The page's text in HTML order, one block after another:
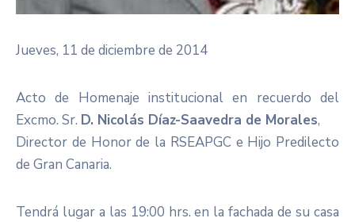
Jueves, 11 de diciembre de 2014
Acto de Homenaje institucional en recuerdo del
Excmo. Sr. D. Nicolás Díaz-Saavedra de Morales,
Director de Honor de la RSEAPGC e Hijo Predilecto
de Gran Canaria.
Tendrá lugar a las 19:00 hrs. en la fachada de su casa